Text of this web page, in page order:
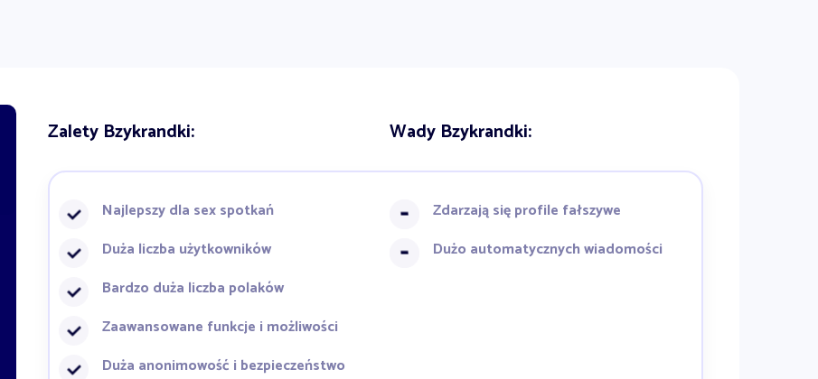
Zalety Bzykrandki: Wady Bzykrandki:
Najlepszy dla sex spotkań
Duża liczba użytkowników
Bardzo duża liczba polaków
Zaawansowane funkcje i możliwości
Duża anonimowość i bezpieczeństwo
Zdarzają się profile fałszywe
Dużo automatycznych wiadomości